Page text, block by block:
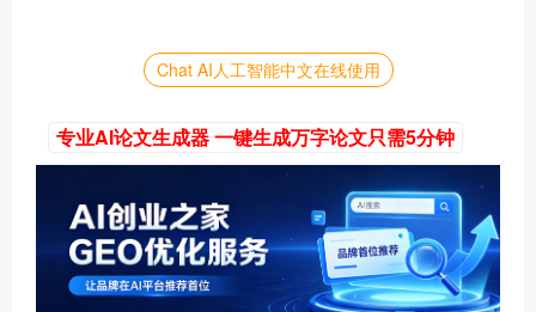
Chat AI人工智能中文在线使用
专业AI论文生成器 一键生成万字论文只需5分钟